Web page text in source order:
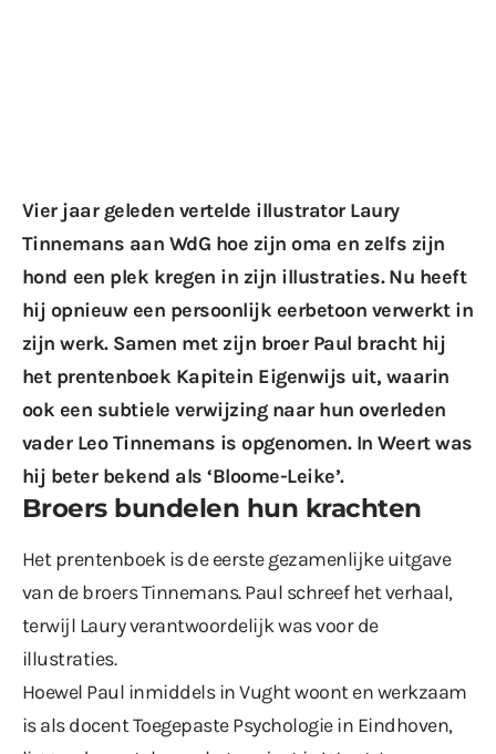
Vier jaar geleden vertelde illustrator Laury
Tinnemans aan WdG hoe zijn oma en zelfs zijn
hond een plek kregen in zijn illustraties. Nu heeft
hij opnieuw een persoonlijk eerbetoon verwerkt in
zijn werk. Samen met zijn broer Paul bracht hij
het prentenboek Kapitein Eigenwijs uit, waarin
ook een subtiele verwijzing naar hun overleden
vader Leo Tinnemans is opgenomen. In Weert was
hij beter bekend als ‘Bloome-Leike’.
Broers bundelen hun krachten
Het prentenboek is de eerste gezamenlijke uitgave
van de broers Tinnemans. Paul schreef het verhaal,
terwijl Laury verantwoordelijk was voor de
illustraties.
Hoewel Paul inmiddels in Vught woont en werkzaam
is als docent Toegepaste Psychologie in Eindhoven,